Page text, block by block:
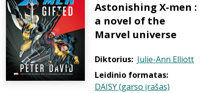
Astonishing X-men :
a novel of the
Marvel universe
Diktorius: Julie-Ann Elliott
Leidinio formatas:
DAISY (garso įrašas)